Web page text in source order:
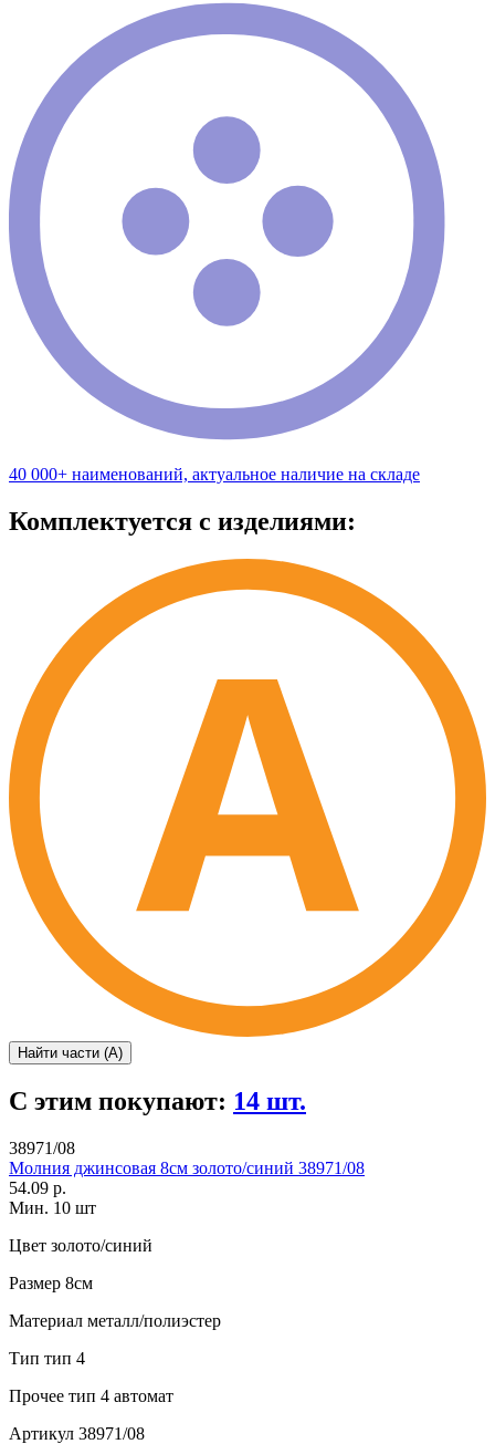
40 000+ наименований, актуальное наличие на складе
Комплектуется с изделиями:
Найти части (А)
С этим покупают: 14 шт.
38971/08
Молния джинсовая 8см золото/синий 38971/08
54.09 р.
Мин. 10 шт
Цвет золото/синий
Размер 8см
Материал металл/полиэстер
Тип тип 4
Прочее тип 4 автомат
Артикул 38971/08